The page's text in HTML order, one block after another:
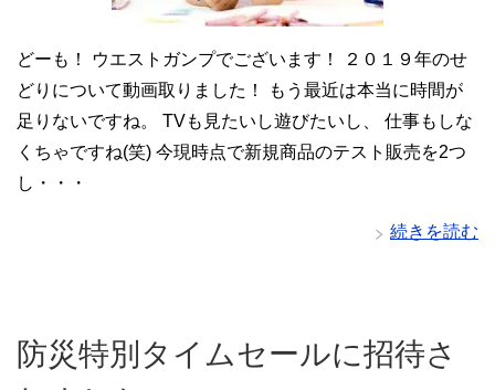
どーも！ ウエストガンプでございます！ ２０１９年のせ
どりについて動画取りました！ もう最近は本当に時間が
足りないですね。 TVも見たいし遊びたいし、 仕事もしな
くちゃですね(笑) 今現時点で新規商品のテスト販売を2つ
し・・・
続きを読む
防災特別タイムセールに招待さ